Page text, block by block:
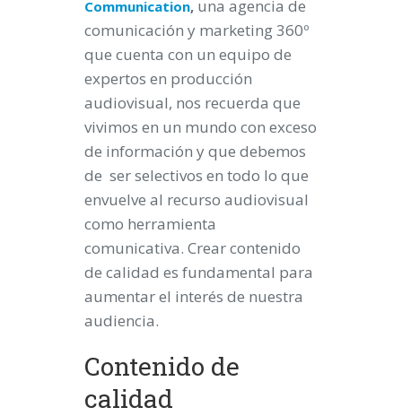
Communication, una agencia de
comunicación y marketing 360º
que cuenta con un equipo de
expertos en producción
audiovisual, nos recuerda que
vivimos en un mundo con exceso
de información y que debemos
de ser selectivos en todo lo que
envuelve al recurso audiovisual
como herramienta
comunicativa. Crear contenido
de calidad es fundamental para
aumentar el interés de nuestra
audiencia.
Contenido de
calidad